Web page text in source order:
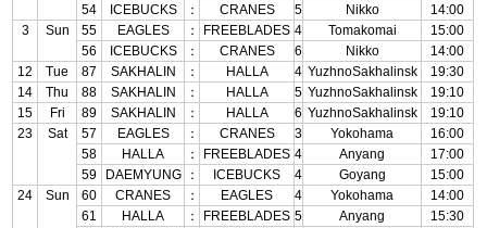
54
ICEBUCKS ： CRANES 5 Nikko
14:00
3
Sun 55 EAGLES ： FREEBLADES 4 Tomakomai
15:00
56
ICEBUCKS ： CRANES 6 Nikko
14:00
12
Tue 87 SAKHALIN ： HALLA 4 YuzhnoSakhalinsk
19:30
14
Thu 88 SAKHALIN ： HALLA 5 YuzhnoSakhalinsk
19:10
15
Fri 89 SAKHALIN ： HALLA 6 YuzhnoSakhalinsk
19:10
23
Sat 57 EAGLES ： CRANES 3 Yokohama
16:00
58
HALLA ： FREEBLADES 4 Anyang
17:00
59
DAEMYUNG ： ICEBUCKS 4 Goyang
15:00
24
Sun 60 CRANES ： EAGLES 4 Yokohama
14:00
61
HALLA ： FREEBLADES 5 Anyang
15:30